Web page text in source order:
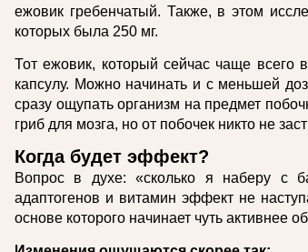
ежовик гребенчатый. Также, в этом
которых была 250 мг.
Тот ежовик, который сейчас чаще всего
капсулу. Можно начинать и с меньшей
сразу ощупать организм на предмет
гриб для мозга, но от побочек никто не
Когда будет эффект?
Вопрос в духе: «сколько я наберу с
адаптогенов и витамин эффект не
основе которого начинает чуть активнее